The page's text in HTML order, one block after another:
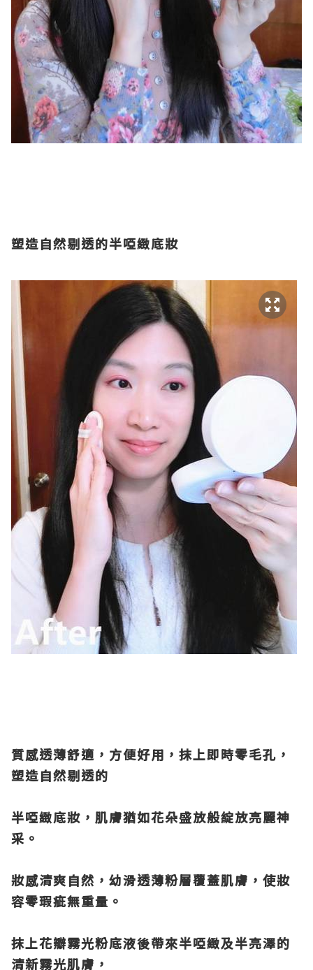
塑造自然剔透的半啞緻底妝
質感透薄舒適，方便好用，抹上即時零毛孔，
塑造自然剔透的
半啞緻底妝，肌膚猶如花朵盛放般綻放亮麗神
采。
妝感清爽自然，幼滑透薄粉層覆蓋肌膚，使妝
容零瑕疵無重量。
抹上花瓣霧光粉底液後帶來半啞緻及半亮澤的
清新霧光肌膚，